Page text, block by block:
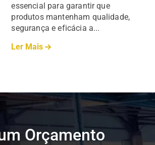
essencial para garantir que
produtos mantenham qualidade,
segurança e eficácia a...
Ler Mais
Orçamento